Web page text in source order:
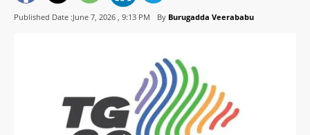
Published Date :June 7, 2026 , 9:13 PM By Burugadda Veerababu